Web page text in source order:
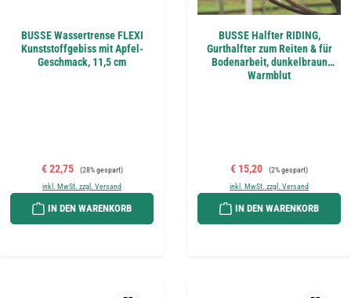
BUSSE Wassertrense FLEXI
Kunststoffgebiss mit Apfel-
Geschmack, 11,5 cm
Verkaufspreis:
€ 22,75 Regulärer Preis:
(28% gespart)
inkl. MwSt. zzgl. Versand
IN DEN WARENKORB
BUSSE Halfter RIDING,
Gurthalfter zum Reiten & für
Bodenarbeit, dunkelbraun
Warmblut
Verkaufspreis:
€ 15,20 Regulärer Preis:
(2% gespart)
inkl. MwSt. zzgl. Versand
IN DEN WARENKORB